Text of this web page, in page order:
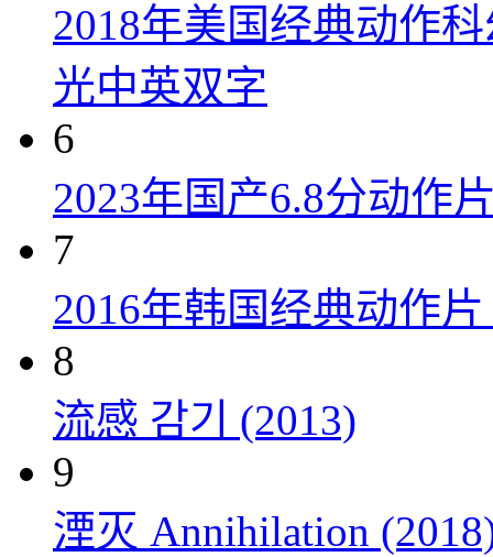
2018年美国经典动作
光中英双字
6
2023年国产6.8分动作
7
2016年韩国经典动作
8
流感 감기 (2013)
9
湮灭 Annihilation